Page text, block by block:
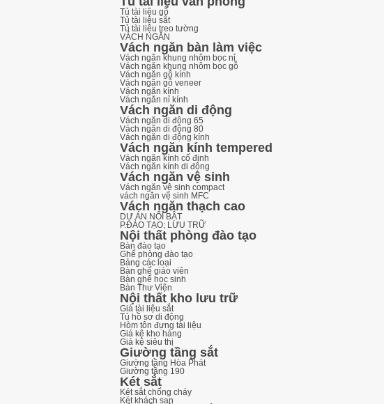
Tủ tài liệu gỗ
Tủ tài liệu sắt
Tủ tài liệu treo tường
VÁCH NGĂN
Vách ngăn bàn làm việc
Vách ngăn khung nhôm bọc nỉ
Vách ngăn khung nhôm bọc gỗ
Vách ngăn gỗ kính
Vách ngăn gỗ veneer
Vách ngăn kính
Vách ngăn nỉ kính
Vách ngăn di động
Vách ngăn di động 65
Vách ngăn di động 80
Vách ngăn di động kính
Vách ngăn kính tempered
Vách ngăn kính cố định
Vách ngăn kính di động
Vách ngăn vệ sinh
Vách ngăn vệ sinh compact
vách ngăn vệ sinh MFC
Vách ngăn thạch cao
DỰ ÁN NỔI BẬT
P.ĐÀO TẠO; LƯU TRỮ
Nội thất phòng đào tạo
Bàn đào tạo
Ghế phòng đào tạo
Bảng các loại
Bàn ghế giáo viên
Bàn ghế học sinh
Bàn Thư Viện
Nội thất kho lưu trữ
Giá tài liệu sắt
Tủ hồ sơ di động
Hòm tôn đựng tài liệu
Giá kệ kho hàng
Giá kệ siêu thị
Giường tầng sắt
Giường tầng Hòa Phát
Giường tầng 190
Két sắt
Két sắt chống cháy
Két khách sạn